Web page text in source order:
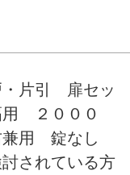
片引 扉セッ
２０００
兼用 錠なし
されている方